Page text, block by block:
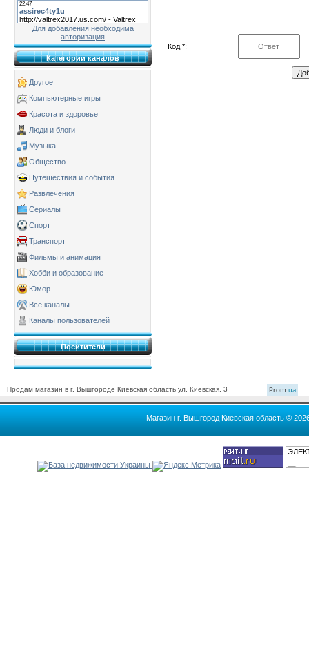
Для добавления необходима
авторизация
Категории каналов
Другое
Компьютерные игры
Красота и здоровье
Люди и блоги
Музыка
Общество
Путешествия и события
Развлечения
Сериалы
Спорт
Транспорт
Фильмы и анимация
Хобби и образование
Юмор
Все каналы
Каналы пользователей
Поситители
Код *:
Продам магазин в г. Вышгороде Киевская область ул. Киевская, 3 Prom.ua
Магазин г. Вышгород Киевская область ©